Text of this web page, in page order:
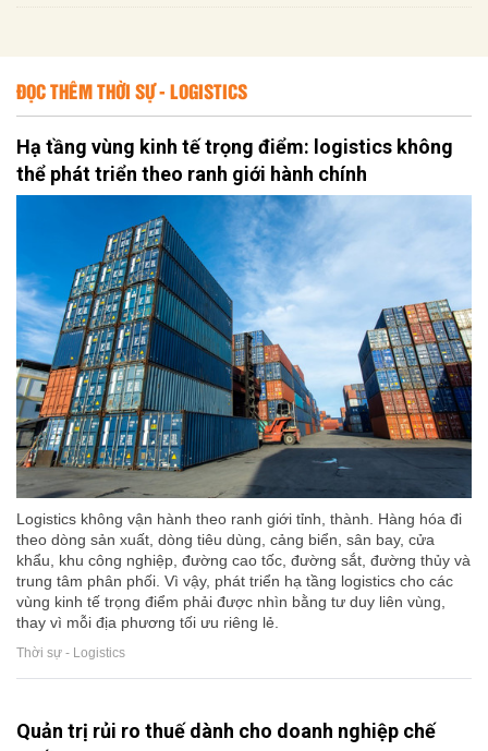
ĐỌC THÊM THỜI SỰ - LOGISTICS
Hạ tầng vùng kinh tế trọng điểm: logistics không
thể phát triển theo ranh giới hành chính
Logistics không vận hành theo ranh giới tỉnh, thành. Hàng hóa đi
theo dòng sản xuất, dòng tiêu dùng, cảng biển, sân bay, cửa
khẩu, khu công nghiệp, đường cao tốc, đường sắt, đường thủy và
trung tâm phân phối. Vì vậy, phát triển hạ tầng logistics cho các
vùng kinh tế trọng điểm phải được nhìn bằng tư duy liên vùng,
thay vì mỗi địa phương tối ưu riêng lẻ.
Thời sự - Logistics
Quản trị rủi ro thuế dành cho doanh nghiệp chế